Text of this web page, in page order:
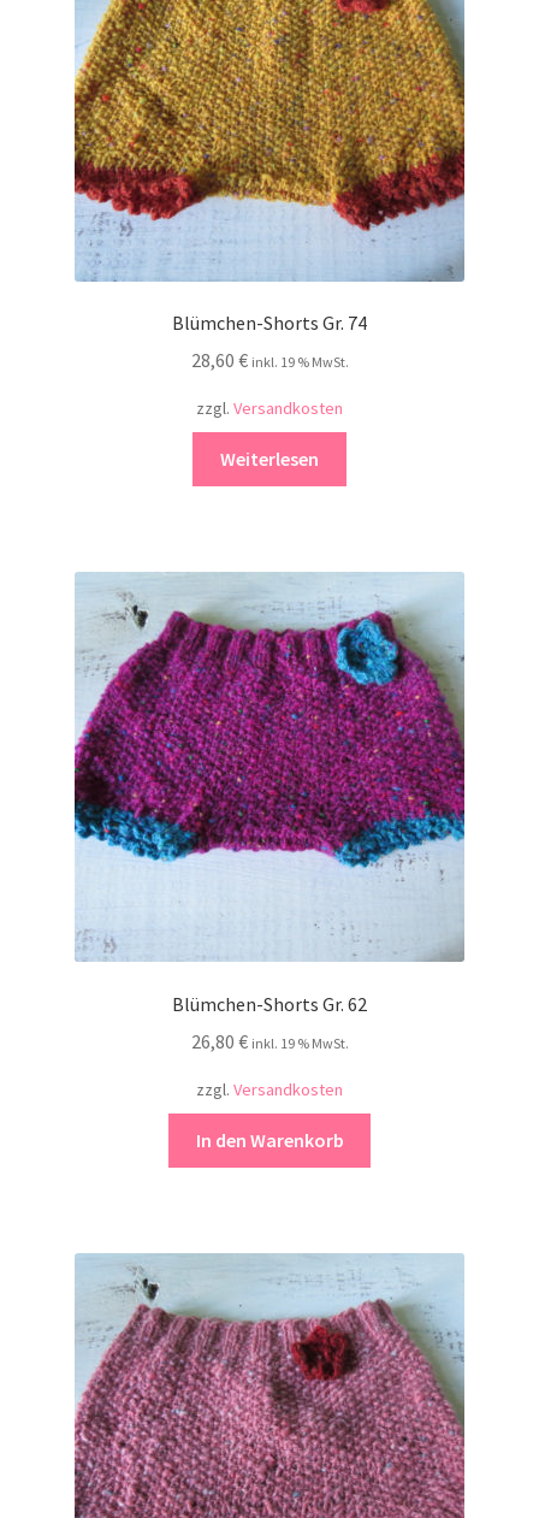
Kontakt
Blümchen-Shorts Gr. 74
28,60 € inkl. 19 % MwSt.
zzgl. Versandkosten
Weiterlesen
Blümchen-Shorts Gr. 62
26,80 € inkl. 19 % MwSt.
zzgl. Versandkosten
In den Warenkorb